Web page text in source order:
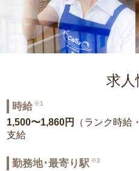
求人
時給 ※1
1,500〜1,860円
（ランク時給
支給
勤務地･最寄り駅 ※2